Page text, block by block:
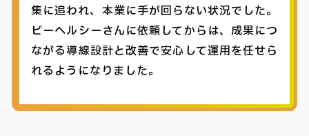
集に追われ、本業に手が回らない状況でした。
ビーヘルシーさんに依頼してからは、成果につ
ながる導線設計と改善で安心して運用を任せら
れるようになりました。